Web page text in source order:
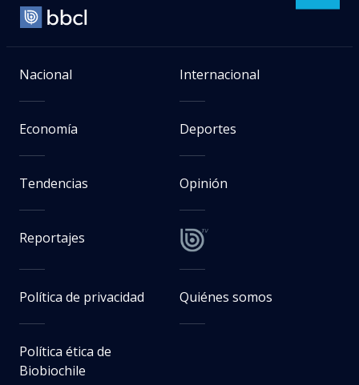
Nacional Internacional
Economía Deportes
Tendencias Opinión
Reportajes
Política de privacidad Quiénes somos
Política ética de
Biobiochile